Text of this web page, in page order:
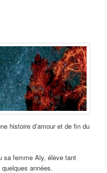
histoire d’amour et de fin du
sa femme Aly, élève tant
années.